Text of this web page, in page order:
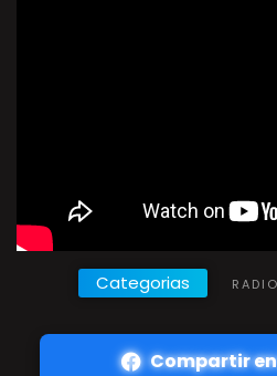
Categorias
Compartir